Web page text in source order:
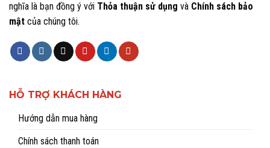
nghĩa là bạn đồng ý với Thỏa thuận sử dụng và Chính sách bảo
mật của chúng tôi.
HỖ TRỢ KHÁCH HÀNG
Hướng dẫn mua hàng
Chính sách thanh toán